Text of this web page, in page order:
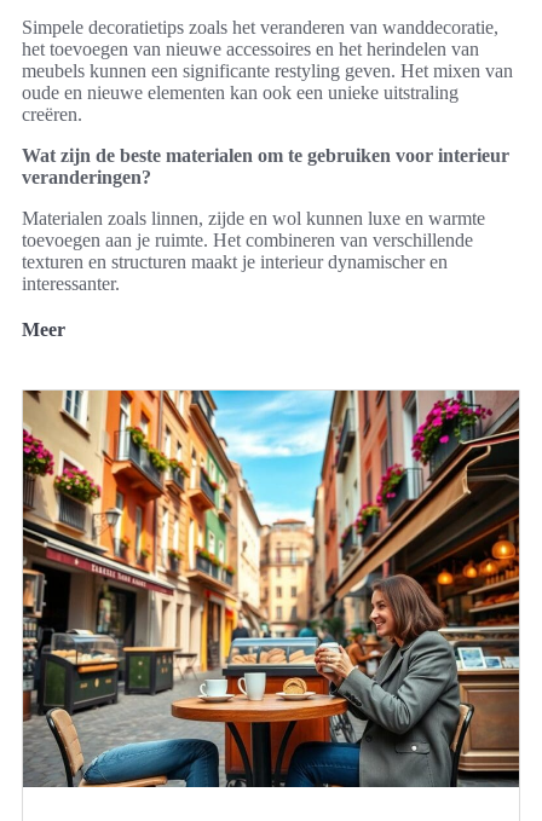
Simpele decoratietips zoals het veranderen van wanddecoratie,
het toevoegen van nieuwe accessoires en het herindelen van
meubels kunnen een significante restyling geven. Het mixen van
oude en nieuwe elementen kan ook een unieke uitstraling
creëren.
Wat zijn de beste materialen om te gebruiken voor interieur
veranderingen?
Materialen zoals linnen, zijde en wol kunnen luxe en warmte
toevoegen aan je ruimte. Het combineren van verschillende
texturen en structuren maakt je interieur dynamischer en
interessanter.
Meer